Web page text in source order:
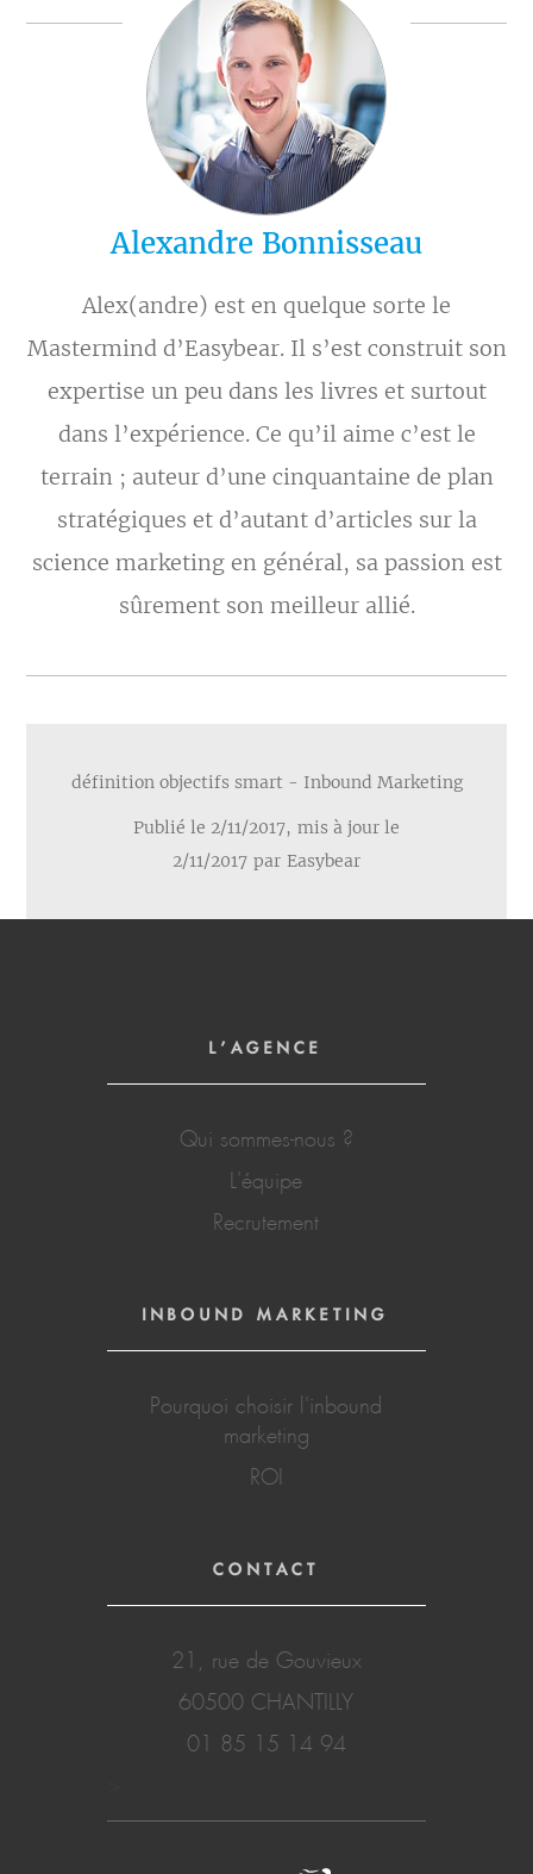
Alexandre Bonnisseau
Alex(andre) est en quelque sorte le
Mastermind d’Easybear. Il s’est construit son
expertise un peu dans les livres et surtout
dans l’expérience. Ce qu’il aime c’est le
terrain ; auteur d’une cinquantaine de plan
stratégiques et d’autant d’articles sur la
science marketing en général, sa passion est
sûrement son meilleur allié.
définition objectifs smart - Inbound Marketing
Publié le 2/11/2017, mis à jour le
2/11/2017 par Easybear
L'AGENCE
Qui sommes-nous ?
L'équipe
Recrutement
INBOUND MARKETING
Pourquoi choisir l'inbound
marketing
ROI
CONTACT
21, rue de Gouvieux
60500 CHANTILLY
01 85 15 14 94